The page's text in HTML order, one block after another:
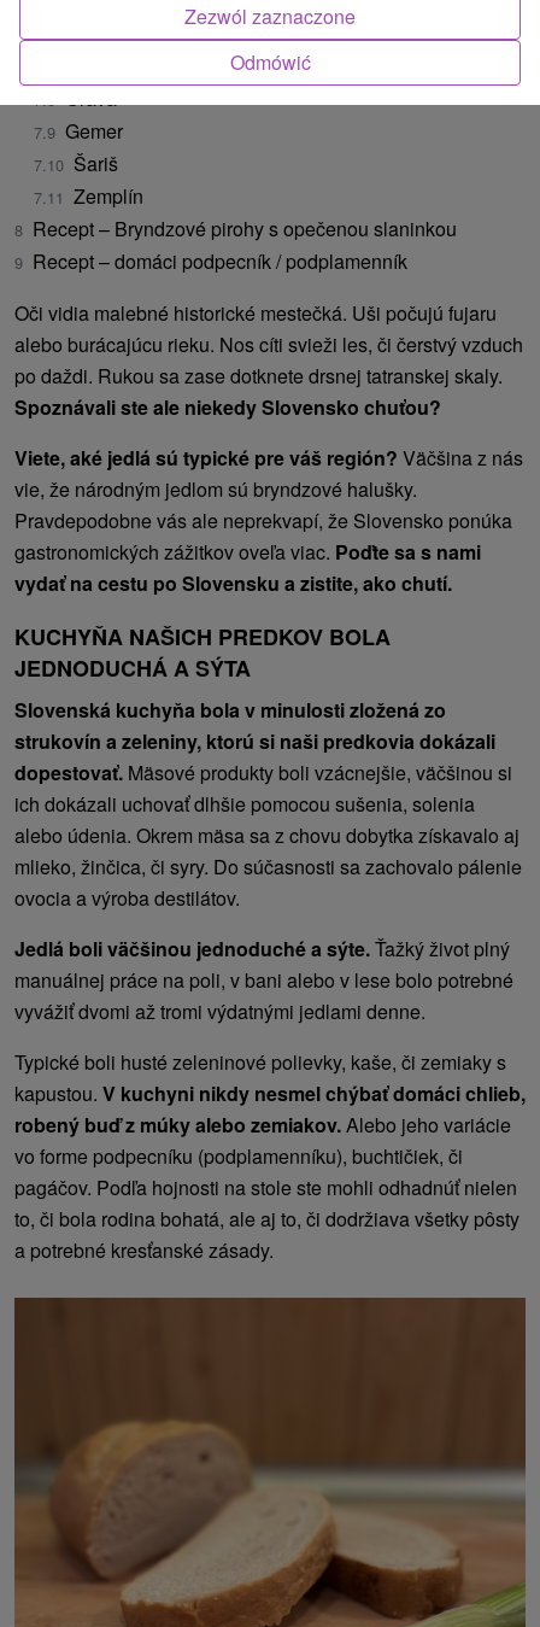
Horehronie
Orava
Gemer
Šariš
Zemplín
Recept – Bryndzové pirohy s opečenou slaninkou
Recept – domáci podpecník / podplamenník
Oči vidia malebné historické mestečká. Uši počujú fujaru
alebo burácajúcu rieku. Nos cíti svieži les, či čerstvý vzduch
po daždi. Rukou sa zase dotknete drsnej tatranskej skaly.
Spoznávali ste ale niekedy Slovensko chuťou?
Viete, aké jedlá sú typické pre váš región? Väčšina z nás
vie, že národným jedlom sú bryndzové halušky.
Pravdepodobne vás ale neprekvapí, že Slovensko ponúka
gastronomických zážitkov oveľa viac. Poďte sa s nami
vydať na cestu po Slovensku a zistite, ako chutí.
KUCHYŇA NAŠICH PREDKOV BOLA
JEDNODUCHÁ A SÝTA
Slovenská kuchyňa bola v minulosti zložená zo
strukovín a zeleniny, ktorú si naši predkovia dokázali
dopestovať. Mäsové produkty boli vzácnejšie, väčšinou si
ich dokázali uchovať dlhšie pomocou sušenia, solenia
alebo údenia. Okrem mäsa sa z chovu dobytka získavalo aj
mlieko, žinčica, či syry. Do súčasnosti sa zachovalo pálenie
ovocia a výroba destilátov.
Jedlá boli väčšinou jednoduché a sýte.Ťažký život plný
manuálnej práce na poli, v bani alebo v lese bolo potrebné
vyvážiť dvomi až tromi výdatnými jedlami denne.
Typické boli husté zeleninové polievky, kaše, či zemiaky s
kapustou. V kuchyni nikdy nesmel chýbať domáci chlieb,
robený buď z múky alebo zemiakov.Alebo jeho variácie
vo forme podpecníku (podplamenníku), buchtičiek, či
pagáčov. Podľa hojnosti na stole ste mohli odhadnúť nielen
to, či bola rodina bohatá, ale aj to, či dodržiava všetky pôsty
a potrebné kresťanské zásady.
Odmówić
Zezwól zaznaczone